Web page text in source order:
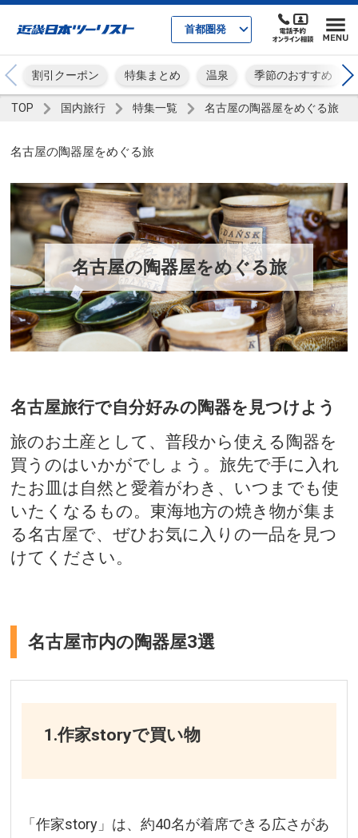
首都圏発
割引クーポン 特集まとめ 温泉 季節のおすすめ
TOP 国内旅行 特集一覧 名古屋の陶器屋をめぐる旅
名古屋の陶器屋をめぐる旅
名古屋の陶器屋をめぐる旅
名古屋旅行で自分好みの陶器を見つけよう
旅のお土産として、普段から使える陶器を
買うのはいかがでしょう。旅先で手に入れ
たお皿は自然と愛着がわき、いつまでも使
いたくなるもの。東海地方の焼き物が集ま
る名古屋で、ぜひお気に入りの一品を見つ
けてください。
名古屋市内の陶器屋3選
1.作家storyで買い物
「作家story」は、約40名が着席できる広さがあ